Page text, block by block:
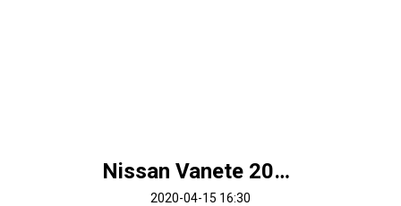
Nissan Vanete 2003 мотор R2
2020-04-15 16:30